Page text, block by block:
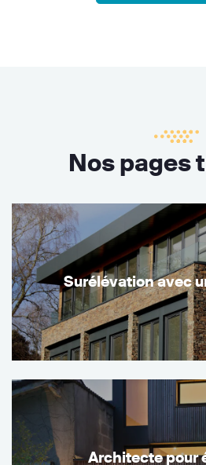
Nos pages
Surélévation avec
Architecte pour